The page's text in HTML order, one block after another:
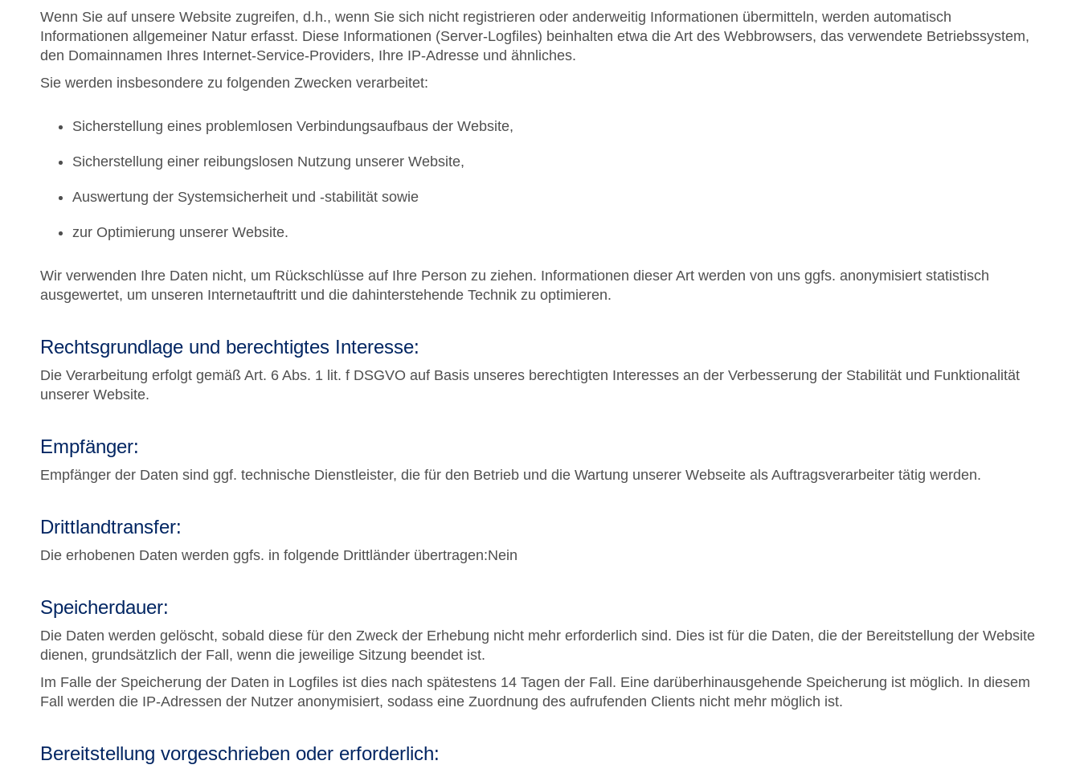
Wenn Sie auf unsere Website zugreifen, d.h., wenn Sie sich nicht registrieren oder anderweitig Informationen übermitteln, werden automatisch
Informationen allgemeiner Natur erfasst. Diese Informationen (Server-Logfiles) beinhalten etwa die Art des Webbrowsers, das verwendete Betriebssystem,
den Domainnamen Ihres Internet-Service-Providers, Ihre IP-Adresse und ähnliches.
Sie werden insbesondere zu folgenden Zwecken verarbeitet:
Sicherstellung eines problemlosen Verbindungsaufbaus der Website,
Sicherstellung einer reibungslosen Nutzung unserer Website,
Auswertung der Systemsicherheit und -stabilität sowie
zur Optimierung unserer Website.
Wir verwenden Ihre Daten nicht, um Rückschlüsse auf Ihre Person zu ziehen. Informationen dieser Art werden von uns ggfs. anonymisiert statistisch
ausgewertet, um unseren Internetauftritt und die dahinterstehende Technik zu optimieren.
Rechtsgrundlage und berechtigtes Interesse:
Die Verarbeitung erfolgt gemäß Art. 6 Abs. 1 lit. f DSGVO auf Basis unseres berechtigten Interesses an der Verbesserung der Stabilität und Funktionalität
unserer Website.
Empfänger:
Empfänger der Daten sind ggf. technische Dienstleister, die für den Betrieb und die Wartung unserer Webseite als Auftragsverarbeiter tätig werden.
Drittlandtransfer:
Die erhobenen Daten werden ggfs. in folgende Drittländer übertragen:Nein
Speicherdauer:
Die Daten werden gelöscht, sobald diese für den Zweck der Erhebung nicht mehr erforderlich sind. Dies ist für die Daten, die der Bereitstellung der Website
dienen, grundsätzlich der Fall, wenn die jeweilige Sitzung beendet ist.
Im Falle der Speicherung der Daten in Logfiles ist dies nach spätestens 14 Tagen der Fall. Eine darüberhinausgehende Speicherung ist möglich. In diesem
Fall werden die IP-Adressen der Nutzer anonymisiert, sodass eine Zuordnung des aufrufenden Clients nicht mehr möglich ist.
Bereitstellung vorgeschrieben oder erforderlich: